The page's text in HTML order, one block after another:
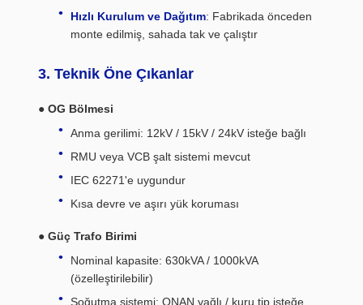
Hızlı Kurulum ve Dağıtım: Fabrikada önceden
monte edilmiş, sahada tak ve çalıştır
3. Teknik Öne Çıkanlar
● OG Bölmesi
Anma gerilimi: 12kV / 15kV / 24kV isteğe bağlı
RMU veya VCB şalt sistemi mevcut
IEC 62271'e uygundur
Kısa devre ve aşırı yük koruması
● Güç Trafo Birimi
Nominal kapasite: 630kVA / 1000kVA
(özelleştirilebilir)
Soğutma sistemi: ONAN yağlı / kuru tip isteğe